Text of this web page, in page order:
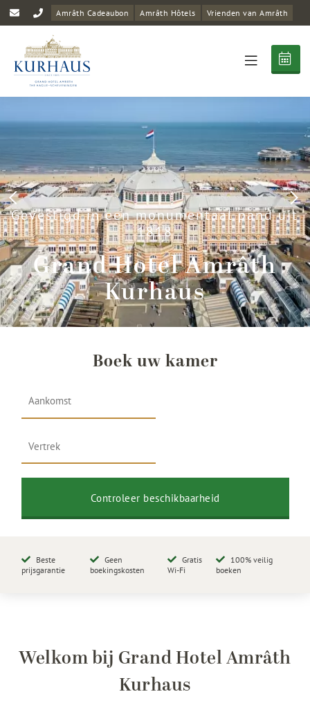
Amrâth Cadeaubon Amrâth Hôtels Vrienden van Amrâth
Gevestigd in een monumentaal pand uit
1818
Grand Hotel Amrâth
Kurhaus
Boek uw kamer
Beste
prijsgarantie
Geen
boekingskosten
Gratis
Wi-Fi
100% veilig
boeken
Welkom bij Grand Hotel Amrâth
Kurhaus